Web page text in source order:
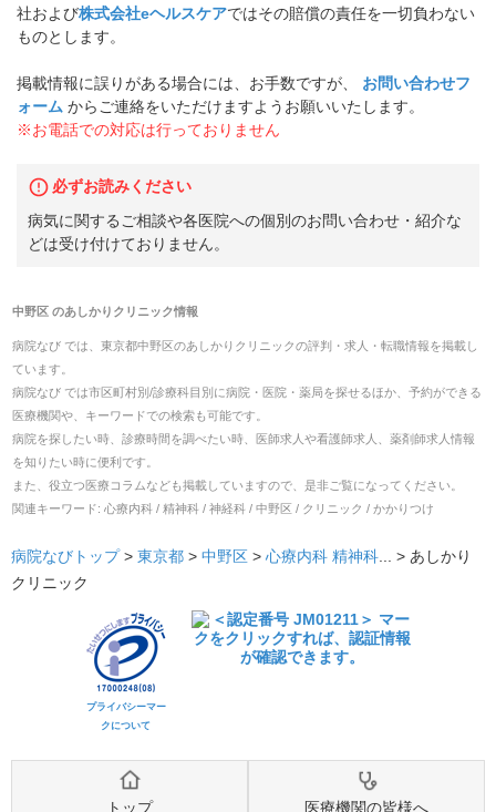
社および株式会社eヘルスケアではその賠償の責任を一切負わない
ものとします。
掲載情報に誤りがある場合には、お手数ですが、
お問い合わせフ
ォーム からご連絡をいただけますようお願いいたします。
※お電話での対応は行っておりません
必ずお読みください
病気に関するご相談や各医院への個別のお問い合わせ・紹介な
どは受け付けておりません。
中野区のあしかりクリニック情報
病院なび では、 東京都中野区のあしかりクリニックの評判・求人・転職情報を掲載し
ています。
病院なび では市区町村別/診療科目別に病院・医院・薬局を探せるほか、予約ができる
医療機関や、キーワードでの検索も可能です。
病院を探したい時、診療時間を調べたい時、医師求人や看護師求人、薬剤師求人情報
を知りたい時に便利です。
また、役立つ医療コラムなども掲載していますので、是非ご覧になってください。
関連キーワード: 心療内科 / 精神科 / 神経科 / 中野区 / クリニック / かかりつけ
病院なびトップ > 東京都 > 中野区 > 心療内科 精神科... > あしかり
クリニック
プライバシーマー
クについて
トップ 医療機関の皆様へ